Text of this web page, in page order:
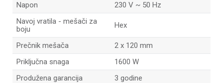
Napon
230 V ~ 50 Hz
Navoj vratila - mešači za
boju
Hex
Prečnik mešača
2 x 120 mm
Priključna snaga
1600 W
Produžena garancija
3 godine